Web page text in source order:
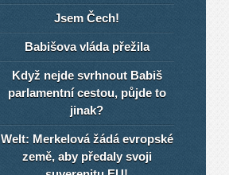
Jsem Čech!
Babišova vláda přežila
Když nejde svrhnout Babiš
parlamentní cestou, půjde to
jinak?
Welt: Merkelová žádá evropské
země, aby předaly svoji